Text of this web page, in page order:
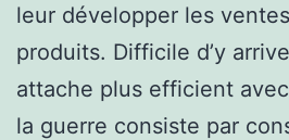
leur développer les
produits. Difficile d’y
attache plus efficient
la guerre consiste par